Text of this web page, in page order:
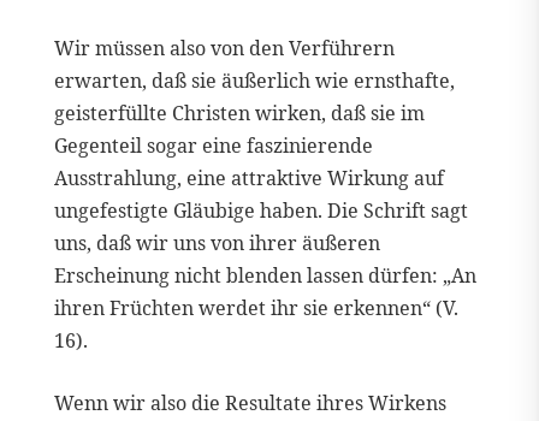
Wir müssen also von den Verführern
erwarten, daß sie äußerlich wie ernsthafte,
geisterfüllte Christen wirken, daß sie im
Gegenteil sogar eine faszinierende
Ausstrahlung, eine attraktive Wirkung auf
ungefestigte Gläubige haben. Die Schrift sagt
uns, daß wir uns von ihrer äußeren
Erscheinung nicht blenden lassen dürfen: „An
ihren Früchten werdet ihr sie erkennen“ (V.
16).
Wenn wir also die Resultate ihres Wirkens